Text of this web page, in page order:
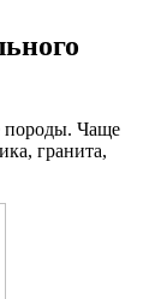
породы. Чаще
гранита,